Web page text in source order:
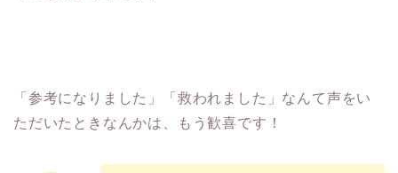
「参考になりました」「救われました」なんて声をい
ただいたときなんかは、もう歓喜です！